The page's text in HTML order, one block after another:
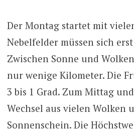
Der Montag startet mit
Nebelfelder müssen sich
Zwischen Sonne und
nur wenige Kilometer. Die
3 bis 1 Grad. Zum Mittag
Wechsel aus vielen Wolken
Sonnenschein. Die